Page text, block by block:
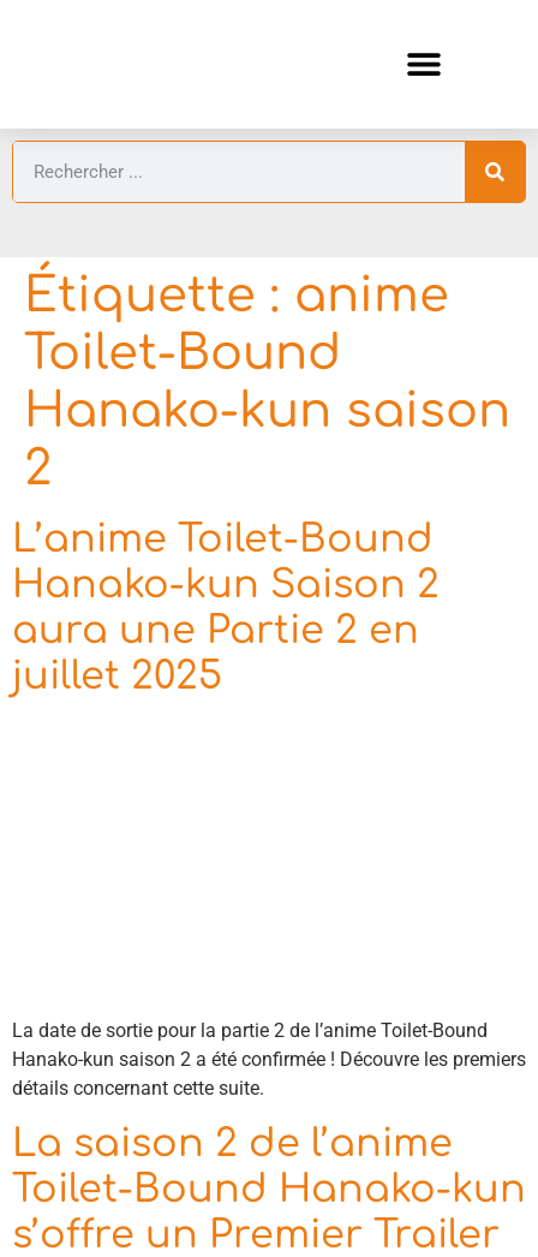
Étiquette : anime
Toilet-Bound
Hanako-kun saison
2
L’anime Toilet-Bound
Hanako-kun Saison 2
aura une Partie 2 en
juillet 2025
La date de sortie pour la partie 2 de l’anime Toilet-Bound
Hanako-kun saison 2 a été confirmée ! Découvre les premiers
détails concernant cette suite.
La saison 2 de l’anime
Toilet-Bound Hanako-kun
s’offre un Premier Trailer